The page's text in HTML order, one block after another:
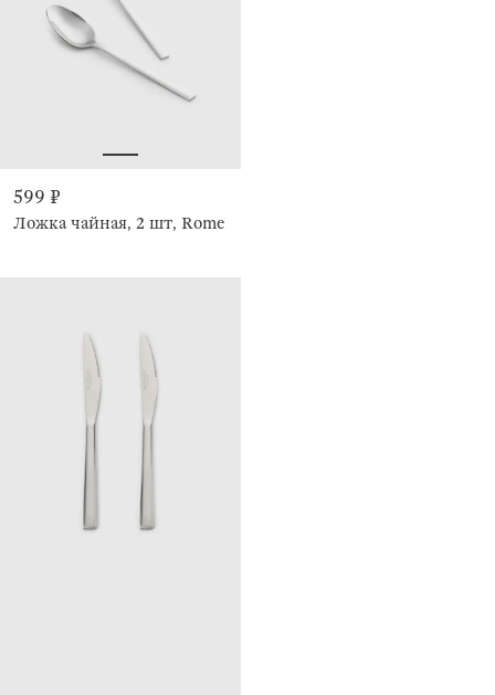
599 ₽
Ложка чайная, 2 шт, Rome